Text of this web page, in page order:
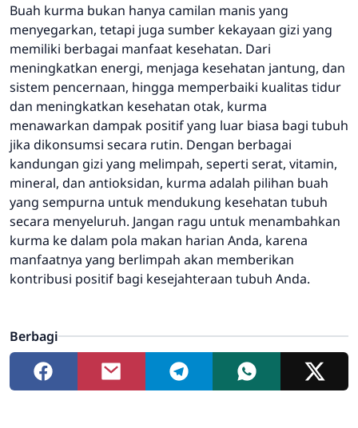
Buah kurma bukan hanya camilan manis yang
menyegarkan, tetapi juga sumber kekayaan gizi yang
memiliki berbagai manfaat kesehatan. Dari
meningkatkan energi, menjaga kesehatan jantung, dan
sistem pencernaan, hingga memperbaiki kualitas tidur
dan meningkatkan kesehatan otak, kurma
menawarkan dampak positif yang luar biasa bagi tubuh
jika dikonsumsi secara rutin. Dengan berbagai
kandungan gizi yang melimpah, seperti serat, vitamin,
mineral, dan antioksidan, kurma adalah pilihan buah
yang sempurna untuk mendukung kesehatan tubuh
secara menyeluruh. Jangan ragu untuk menambahkan
kurma ke dalam pola makan harian Anda, karena
manfaatnya yang berlimpah akan memberikan
kontribusi positif bagi kesejahteraan tubuh Anda.
Berbagi